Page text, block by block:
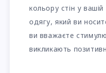
кольору стін у
одягу, який ви
ви вважаєте
викликають